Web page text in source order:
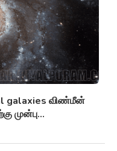
galaxies விண்மீன்
முன்பு...